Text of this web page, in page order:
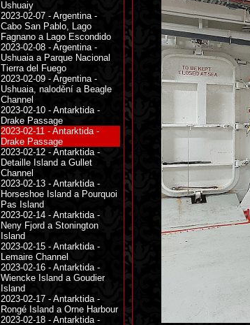
Ushuaiy
2023-02-07 - Argentina -
Cabo San Pablo, Lago
Fagnano a Lago Escondido
2023-02-08 - Argentina -
Ushuaia a Parque Nacional
Tierra del Fuego
2023-02-09 - Argentina -
Ushuaia, nalodění a Beagle
Channel
2023-02-10 - Antarktida -
Drake Passage
2023-02-11 - Antarktida -
Drake Passage
2023-02-12 - Antarktida -
Detaille Island a Gullet
Channel
2023-02-13 - Antarktida -
Horseshoe Island a Pourquoi
Pas Island
2023-02-14 - Antarktida -
Neny Fjord a Stonington
Island
2023-02-15 - Antarktida -
Lemaire Channel
2023-02-16 - Antarktida -
Wiencke Island a Goudier
Island
2023-02-17 - Antarktida -
Rongé Island a Orne Harbour
2023-02-18 - Antarktida -